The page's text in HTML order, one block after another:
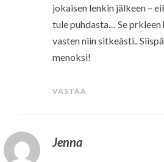
jokaisen lenkin jälkeen –
tule puhdasta… Se prkleen
vasten niin sitkeästi..
menoksi!
VASTAA
Jenna